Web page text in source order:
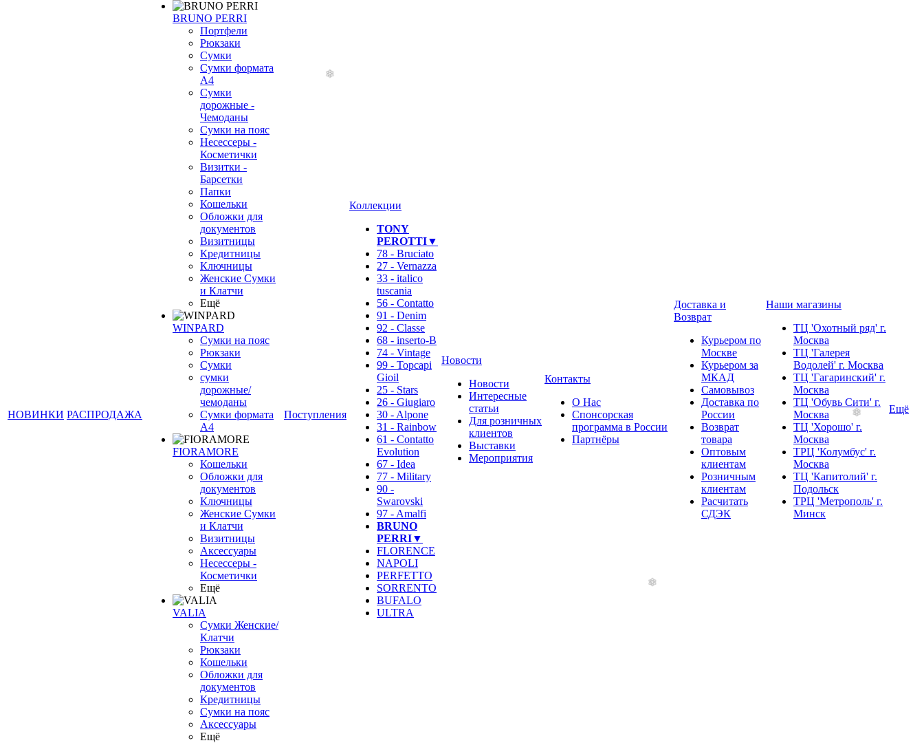
НОВИНКИ РАСПРОДАЖА
BRUNO PERRI
Портфели
Рюкзаки
Сумки
Сумки формата
А4
Сумки
дорожные -
Чемоданы
Сумки на пояс
Несессеры -
Косметички
Визитки -
Барсетки
Папки
Кошельки
Обложки для
документов
Визитницы
Кредитницы
Ключницы
Женские Сумки
и Клатчи
Ещё
WINPARD
Сумки на пояс
Рюкзаки
Сумки
сумки
дорожные/
чемоданы
Сумки формата
А4
FIORAMORE
Кошельки
Обложки для
документов
Ключницы
Женские Сумки
и Клатчи
Визитницы
Аксессуары
Несессеры -
Косметички
Ещё
VALIA
Сумки Женские/
Клатчи
Рюкзаки
Кошельки
Обложки для
документов
Кредитницы
Сумки на пояс
Аксессуары
Ещё
Поступления
Коллекции
TONY
PEROTTI▼
78 - Bruciato
27 - Vernazza
33 - italico
tuscania
56 - Contatto
91 - Denim
92 - Classe
68 - inserto-B
74 - Vintage
99 - Topcapi
Gioil
25 - Stars
26 - Giugiaro
30 - Alpone
31 - Rainbow
61 - Contatto
Evolution
67 - Idea
77 - Military
90 -
Swarovski
97 - Amalfi
BRUNO
PERRI▼
FLORENCE
NAPOLI
PERFETTO
SORRENTO
BUFALO
ULTRA
Новости
Новости
Интересные
статьи
Для розничных
клиентов
Выставки
Мероприятия
Контакты
О Нас
Спонсорская
программа в России
Партнёры
Доставка и
Возврат
Курьером по
Москве
Курьером за
МКАД
Самовывоз
Доставка по
России
Возврат
товара
Оптовым
клиентам
Розничным
клиентам
Расчитать
СДЭК
Наши магазины
ТЦ 'Охотный ряд' г.
Москва
ТЦ 'Галерея
Водолей' г. Москва
ТЦ 'Гагаринский' г.
Москва
ТЦ 'Обувь Сити' г.
Москва
ТЦ 'Хорошо' г.
Москва
ТРЦ 'Колумбус' г.
Москва
ТЦ 'Капитолий' г.
Подольск
ТРЦ 'Метрополь' г.
Минск
Ещё